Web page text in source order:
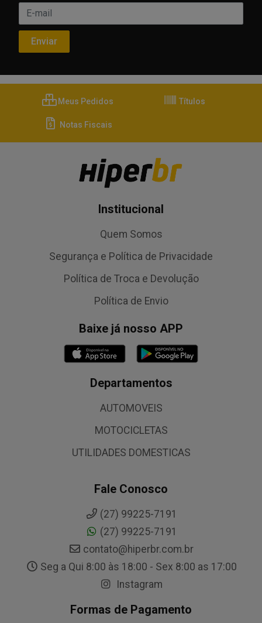
Meus Pedidos Títulos
Notas Fiscais
Institucional
Quem Somos
Segurança e Política de Privacidade
Política de Troca e Devolução
Política de Envio
Baixe já nosso APP
Departamentos
AUTOMOVEIS
MOTOCICLETAS
UTILIDADES DOMESTICAS
Fale Conosco
(27) 99225-7191
(27) 99225-7191
contato@hiperbr.com.br
Seg a Qui 8:00 às 18:00 - Sex 8:00 as 17:00
Instagram
Formas de Pagamento